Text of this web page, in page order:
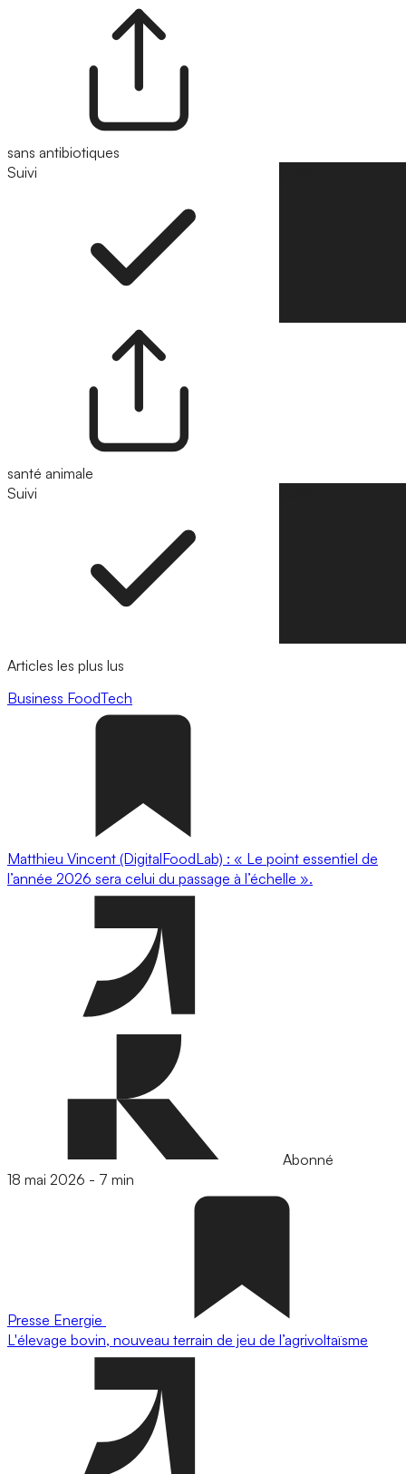
sans antibiotiques
Suivi
santé animale
Suivi
Articles les plus lus
Business FoodTech
Matthieu Vincent (DigitalFoodLab) : « Le point essentiel de
l’année 2026 sera celui du passage à l’échelle ».
Abonné
18 mai 2026 - 7 min
Presse Energie
L'élevage bovin, nouveau terrain de jeu de l’agrivoltaïsme